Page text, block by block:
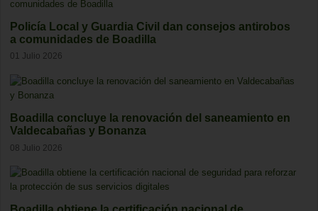
Policía Local y Guardia Civil dan consejos antirobos
a comunidades de Boadilla
01 Julio 2026
Boadilla concluye la renovación del saneamiento en
Valdecabañas y Bonanza
08 Julio 2026